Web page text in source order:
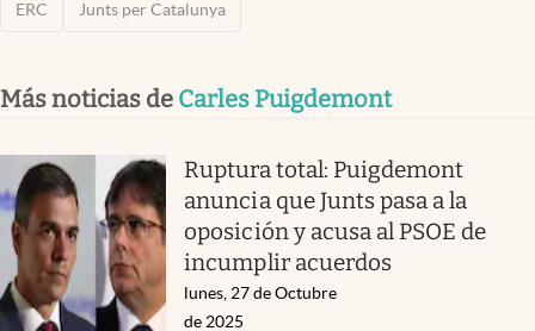
ERC Junts per Catalunya
Más noticias de Carles Puigdemont
Ruptura total: Puigdemont
anuncia que Junts pasa a la
oposición y acusa al PSOE de
incumplir acuerdos
lunes, 27 de Octubre
de 2025